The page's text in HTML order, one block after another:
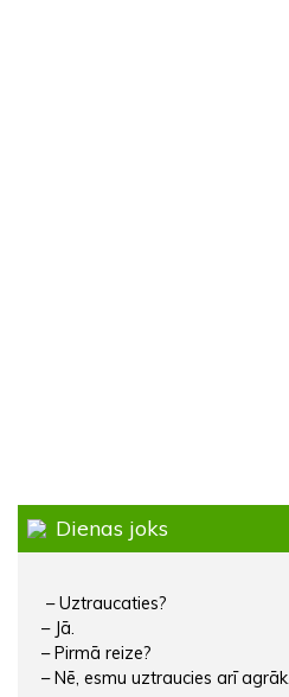
Dienas joks
– Uztraucaties?
– Jā.
– Pirmā reize?
– Nē, esmu uztraucies arī agrāk.